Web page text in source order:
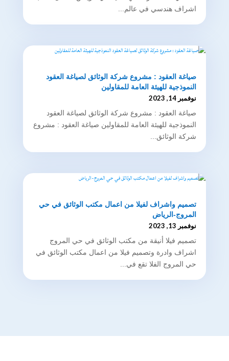
اشراف هندسي في عالم...
صياغة العقود : مشروع شركة الوثائق لصياغة العقود
النموذجية للهيئة العامة للمقاولين
نوفمبر 14, 2023
صياغة العقود : مشروع شركة الوثائق لصياغة العقود
النموذجية للهيئة العامة للمقاولين صياغة العقود : مشروع
شركة الوثائق...
تصميم واشراف لفيلا من اعمال مكتب الوثائق في حي
المروج-الرياض
نوفمبر 13, 2023
تصميم فيلا أنيقة من مكتب الوثائق في حي المروج
اشراف وادرة وتصميم فيلا من اعمال مكتب الوثائق في
حي المروج الفلا تقع في...